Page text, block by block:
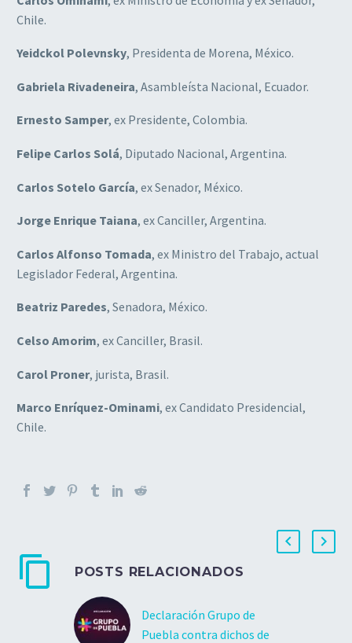
Chile.
Yeidckol Polevnsky, Presidenta de Morena, México.
Gabriela Rivadeneira, Asambleísta Nacional, Ecuador.
Ernesto Samper, ex Presidente, Colombia.
Felipe Carlos Solá, Diputado Nacional, Argentina.
Carlos Sotelo García, ex Senador, México.
Jorge Enrique Taiana, ex Canciller, Argentina.
Carlos Alfonso Tomada, ex Ministro del Trabajo, actual
Legislador Federal, Argentina.
Beatriz Paredes, Senadora, México.
Celso Amorim, ex Canciller, Brasil.
Carol Proner, jurista, Brasil.
Marco Enríquez-Ominami, ex Candidato Presidencial,
Chile.
POSTS RELACIONADOS
Declaración Grupo de
Puebla contra dichos de